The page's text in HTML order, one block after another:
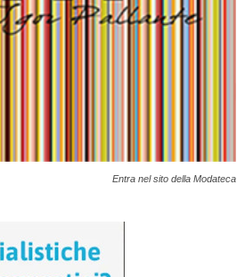
Entra nel sito della Modateca